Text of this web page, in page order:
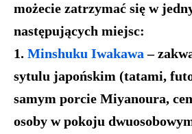
możecie zatrzymać się w
następujących miejsc:
1. Minshuku Iwakawa–
sytulu japońskim (tatami,
samym porcie Miyanoura,
osoby w pokoju